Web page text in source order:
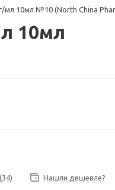
10мл №10 (North China
10мл
(34) Нашли дешевле?